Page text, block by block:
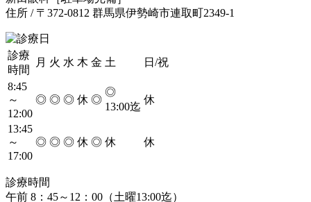
住所 / 〒372-0812 群馬県伊勢崎市連取町2349-1
診療
時間
月 火 水 木 金 土 日/祝
8:45
～
12:00
◎ ◎ ◎ 休 ◎
◎
13:00迄
休
13:45
～
17:00
◎ ◎ ◎ 休 ◎ 休 休
診療時間
午前 8：45～12：00（土曜13:00迄）